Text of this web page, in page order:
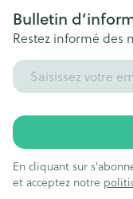
Bulletin
Restez informé des
Adresse mail
En cliquant sur
et acceptez notre